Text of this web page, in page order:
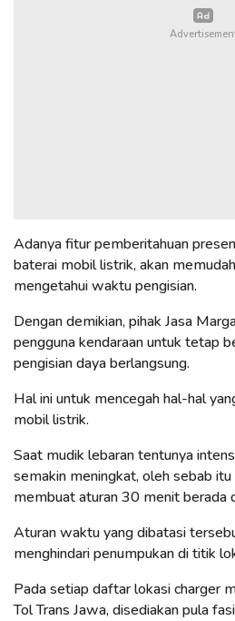
Adanya fitur pemberitahuan
baterai mobil listrik, akan
mengetahui waktu pengisian.
Dengan demikian, pihak Jasa
pengguna kendaraan untuk tetap
pengisian daya berlangsung.
Hal ini untuk mencegah hal-hal
mobil listrik.
Saat mudik lebaran tentunya
semakin meningkat, oleh sebab itu
membuat aturan 30 menit berada
Aturan waktu yang dibatasi
menghindari penumpukan di titik
Pada setiap daftar lokasi charger
Tol Trans Jawa, disediakan pula